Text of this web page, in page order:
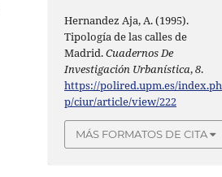
Hernandez Aja, A. (1995).
Tipología de las calles de
Madrid.Cuadernos De
Investigación Urbanística,8.
https://polired.upm.es/index.ph
p/ciur/article/view/222
MÁS FORMATOS DE CITA